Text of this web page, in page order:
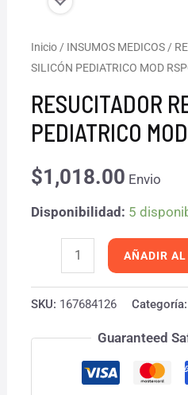
Inicio / INSUMOS MEDICOS /
SILICÓN PEDIATRICO MOD
RESUCITADOR
PEDIATRICO
$1,018.00 Envio
Disponibilidad: 5
RESUCITADOR
REUSA
SILICÓN
PEDIATRICO
MOD
RSPCP6621
AÑADIR
SKU: 167684126 Categoría:
Guaranteed